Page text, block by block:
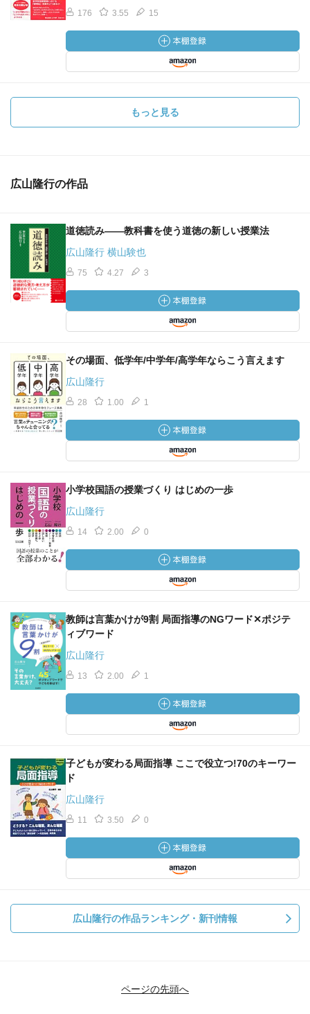
176 3.55 15
もっと見る
広山隆行の作品
道徳読み――教科書を使う道徳の新しい授業法
広山隆行 横山験也
75 4.27 3
その場面、低学年/中学年/高学年ならこう言えます
広山隆行
28 1.00 1
小学校国語の授業づくり はじめの一歩
広山隆行
14 2.00 0
教師は言葉かけが9割 局面指導のNGワード✕ポジテ
ィブワード
広山隆行
13 2.00 1
子どもが変わる局面指導 ここで役立つ!70のキーワー
ド
広山隆行
11 3.50 0
広山隆行の作品ランキング・新刊情報
ページの先頭へ